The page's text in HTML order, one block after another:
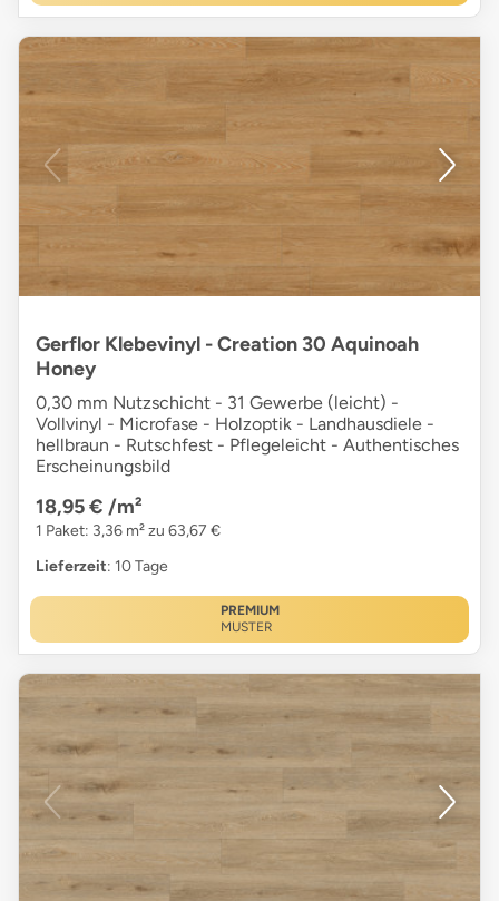
Gerflor Klebevinyl - Creation 30 Aquinoah
Honey
0,30 mm Nutzschicht - 31 Gewerbe (leicht) -
Vollvinyl - Microfase - Holzoptik - Landhausdiele -
hellbraun - Rutschfest - Pflegeleicht - Authentisches
Erscheinungsbild
18,95 € /m²
1 Paket: 3,36 m² zu 63,67 €
Lieferzeit: 10 Tage
PREMIUM
MUSTER